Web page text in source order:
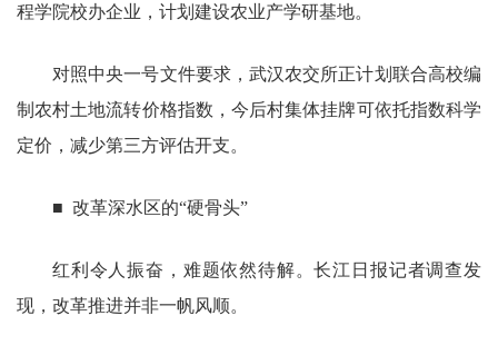
程学院校办企业，计划建设农业产学研基地。
对照中央一号文件要求，武汉农交所正计划联合高校编
制农村土地流转价格指数，今后村集体挂牌可依托指数科学
定价，减少第三方评估开支。
■ 改革深水区的“硬骨头”
红利令人振奋，难题依然待解。长江日报记者调查发
现，改革推进并非一帆风顺。